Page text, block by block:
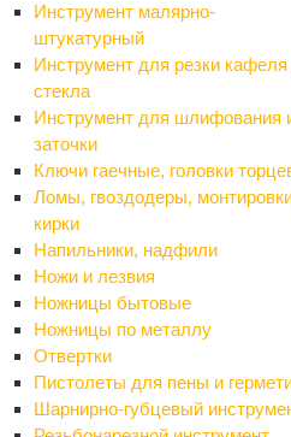
Инструмент малярно-
штукатурный
Инструмент для резки кафеля
стекла
Инструмент для шлифования
заточки
Ключи гаечные, головки
Ломы, гвоздодеры,
кирки
Напильники, надфили
Ножи и лезвия
Ножницы бытовые
Ножницы по металлу
Отвертки
Пистолеты для пены и
Шарнирно-губцевый
Будьте в курсе наших акций и
Бренды
О компании
Контакты
Карта сайта